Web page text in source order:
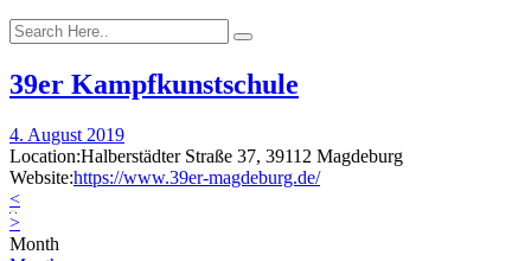
39er Kampfkunstschule
4. August 2019
Location:Halberstädter Straße 37, 39112 Magdeburg
Website:https://www.39er-magdeburg.de/
<
>
Month